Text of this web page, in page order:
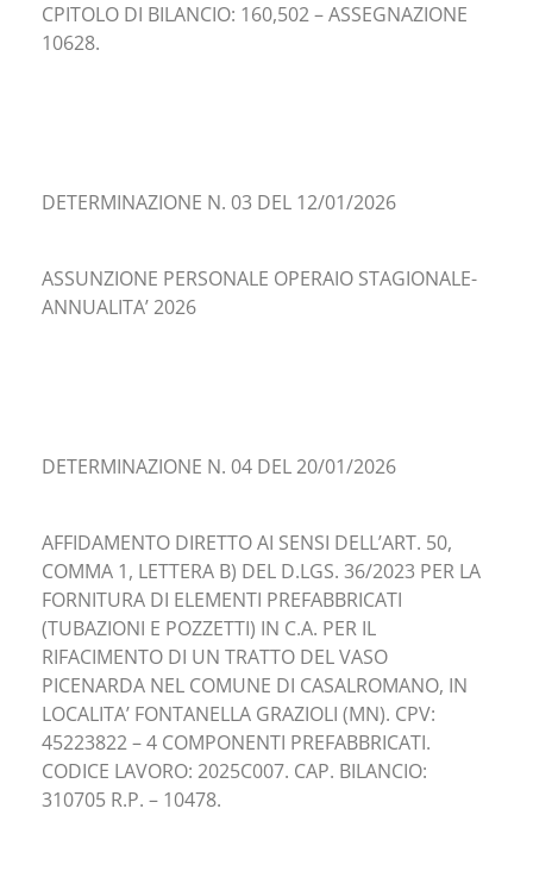
CPITOLO DI BILANCIO: 160,502 – ASSEGNAZIONE
10628.
DETERMINAZIONE N. 03 DEL 12/01/2026
ASSUNZIONE PERSONALE OPERAIO STAGIONALE-
ANNUALITA’ 2026
DETERMINAZIONE N. 04 DEL 20/01/2026
AFFIDAMENTO DIRETTO AI SENSI DELL’ART. 50,
COMMA 1, LETTERA B) DEL D.LGS. 36/2023 PER LA
FORNITURA DI ELEMENTI PREFABBRICATI
(TUBAZIONI E POZZETTI) IN C.A. PER IL
RIFACIMENTO DI UN TRATTO DEL VASO
PICENARDA NEL COMUNE DI CASALROMANO, IN
LOCALITA’ FONTANELLA GRAZIOLI (MN). CPV:
45223822 – 4 COMPONENTI PREFABBRICATI.
CODICE LAVORO: 2025C007. CAP. BILANCIO:
310705 R.P. – 10478.